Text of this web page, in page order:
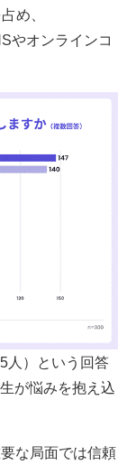
め、
やオンラインコ
人）という回答
が悩みを抱え込
な局面では信頼